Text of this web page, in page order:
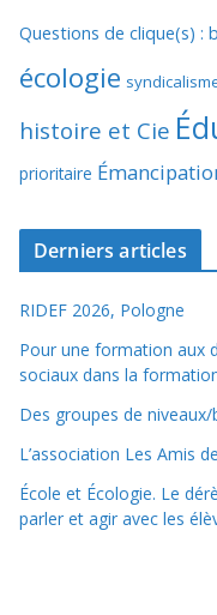
Questions de clique(s) :
écologie
histoire et Cie
prioritaire
Derniers articles
RIDEF 2026, Pologne
Pour une formation aux
sociaux dans la
Des groupes de niveaux/
L’association Les Amis
École et Écologie. Le
parler et agir avec les